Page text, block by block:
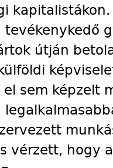
tevékenykedő
útján
sem képzelt
vérzett, hogy